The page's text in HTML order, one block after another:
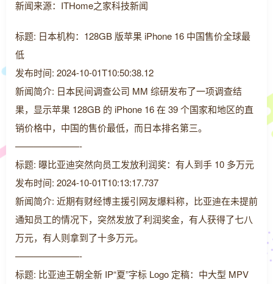
新闻来源：ITHome之家科技新闻
标题: 日本机构：128GB 版苹果 iPhone 16 中国售价全球最
低
发布时间: 2024-10-01T10:50:38.12
新闻简介: 日本民间调查公司 MM 综研发布了一项调查结
果，显示苹果 128GB 的 iPhone 16 在 39 个国家和地区的直
销价格中，中国的售价最低，而日本排名第三。
———————-
标题: 曝比亚迪突然向员工发放利润奖：有人到手 10 多万元
发布时间: 2024-10-01T10:13:17.737
新闻简介: 近期有财经博主援引网友爆料称，比亚迪在未提前
通知员工的情况下，突然发放了利润奖金，有人获得了七八
万元，有人则拿到了十多万元。
———————-
标题: 比亚迪王朝全新 IP“夏”字标 Logo 定稿：中大型 MPV